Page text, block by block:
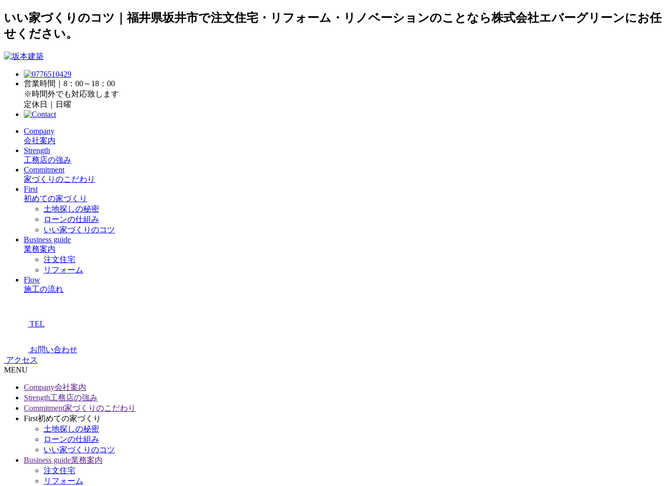
いい家づくりのコツ｜福井県坂井市で注文住宅・リフォーム・リノベーションのことなら株式会社エバーグリーンにお任
せください。
営業時間｜8：00～18：00
※時間外でも対応致します
定休日｜日曜
Company
会社案内
Strength
工務店の強み
Commitment
家づくりのこだわり
First
初めての家づくり
土地探しの秘密
ローンの仕組み
いい家づくりのコツ
Business guide
業務案内
注文住宅
リフォーム
Flow
施工の流れ
TEL
お問い合わせ
アクセス
MENU
Company会社案内
Strength工務店の強み
Commitment家づくりのこだわり
First初めての家づくり
土地探しの秘密
ローンの仕組み
いい家づくりのコツ
Business guide業務案内
注文住宅
リフォーム